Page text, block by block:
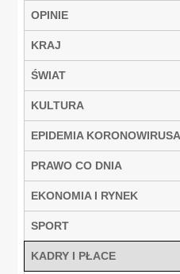
OPINIE
KRAJ
ŚWIAT
KULTURA
EPIDEMIA KORONOWIRUSA
PRAWO CO DNIA
EKONOMIA I RYNEK
SPORT
KADRY I PŁACE